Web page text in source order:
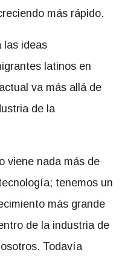
más rápido.
las ideas
latinos en
va más allá de
de la
viene nada más de
tenemos un
más grande
de la industria de
Todavía